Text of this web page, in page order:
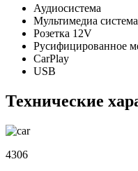
Аудиосистема
Мультимедиа
Розетка 12V
Русифицированное
CarPlay
USB
Технические
4306